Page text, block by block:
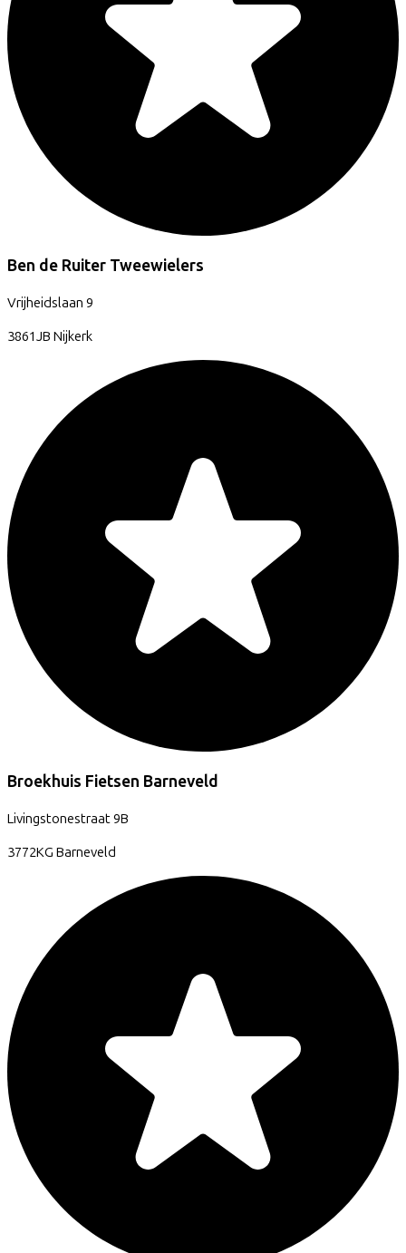
Ben de Ruiter Tweewielers
Vrijheidslaan 9
3861JB Nijkerk
Broekhuis Fietsen Barneveld
Livingstonestraat9B
3772KG Barneveld